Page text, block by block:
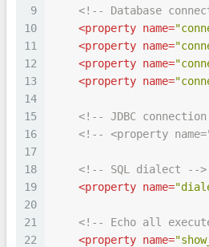
9
10
11
12
13
14
15
16
17
18
19
20
21
22
<!-- Database
<property name=
<property name=
<property name=
<property name=
<!-- JDBC
<!-- <property
<!-- SQL dialect -->
<property name=
<!-- Echo all
<property name=